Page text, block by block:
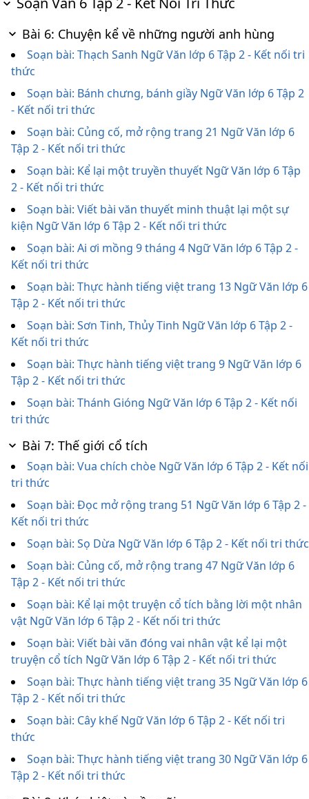
Bài 6: Chuyện kể về những người anh hùng
Soạn bài: Thạch Sanh Ngữ Văn lớp 6 Tập 2 - Kết nối tri
thức
Soạn bài: Bánh chưng, bánh giầy Ngữ Văn lớp 6 Tập 2
- Kết nối tri thức
Soạn bài: Củng cố, mở rộng trang 21 Ngữ Văn lớp 6
Tập 2 - Kết nối tri thức
Soạn bài: Kể lại một truyền thuyết Ngữ Văn lớp 6 Tập
2 - Kết nối tri thức
Soạn bài: Viết bài văn thuyết minh thuật lại một sự
kiện Ngữ Văn lớp 6 Tập 2 - Kết nối tri thức
Soạn bài: Ai ơi mồng 9 tháng 4 Ngữ Văn lớp 6 Tập 2 -
Kết nối tri thức
Soạn bài: Thực hành tiếng việt trang 13 Ngữ Văn lớp 6
Tập 2 - Kết nối tri thức
Soạn bài: Sơn Tinh, Thủy Tinh Ngữ Văn lớp 6 Tập 2 -
Kết nối tri thức
Soạn bài: Thực hành tiếng việt trang 9 Ngữ Văn lớp 6
Tập 2 - Kết nối tri thức
Soạn bài: Thánh Gióng Ngữ Văn lớp 6 Tập 2 - Kết nối
tri thức
Bài 7: Thế giới cổ tích
Soạn bài: Vua chích chòe Ngữ Văn lớp 6 Tập 2 - Kết nối
tri thức
Soạn bài: Đọc mở rộng trang 51 Ngữ Văn lớp 6 Tập 2 -
Kết nối tri thức
Soạn bài: Sọ Dừa Ngữ Văn lớp 6 Tập 2 - Kết nối tri thức
Soạn bài: Củng cố, mở rộng trang 47 Ngữ Văn lớp 6
Tập 2 - Kết nối tri thức
Soạn bài: Kể lại một truyện cổ tích bằng lời một nhân
vật Ngữ Văn lớp 6 Tập 2 - Kết nối tri thức
Soạn bài: Viết bài văn đóng vai nhân vật kể lại một
truyện cổ tích Ngữ Văn lớp 6 Tập 2 - Kết nối tri thức
Soạn bài: Thực hành tiếng việt trang 35 Ngữ Văn lớp 6
Tập 2 - Kết nối tri thức
Soạn bài: Cây khế Ngữ Văn lớp 6 Tập 2 - Kết nối tri
thức
Soạn bài: Thực hành tiếng việt trang 30 Ngữ Văn lớp 6
Tập 2 - Kết nối tri thức